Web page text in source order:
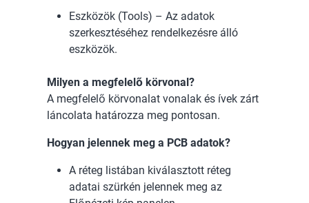
Eszközök (Tools) – Az adatok
szerkesztéséhez rendelkezésre álló
eszközök.
Milyen a megfelelő körvonal?
A megfelelő körvonalat vonalak és ívek zárt
láncolata határozza meg pontosan.
Hogyan jelennek meg a PCB adatok?
A réteg listában kiválasztott réteg
adatai szürkén jelennek meg az